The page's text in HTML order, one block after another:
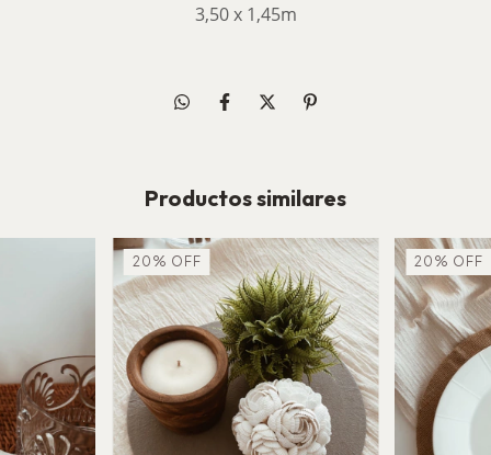
3,50 x 1,45m
Productos similares
20 % OFF 20 % OFF